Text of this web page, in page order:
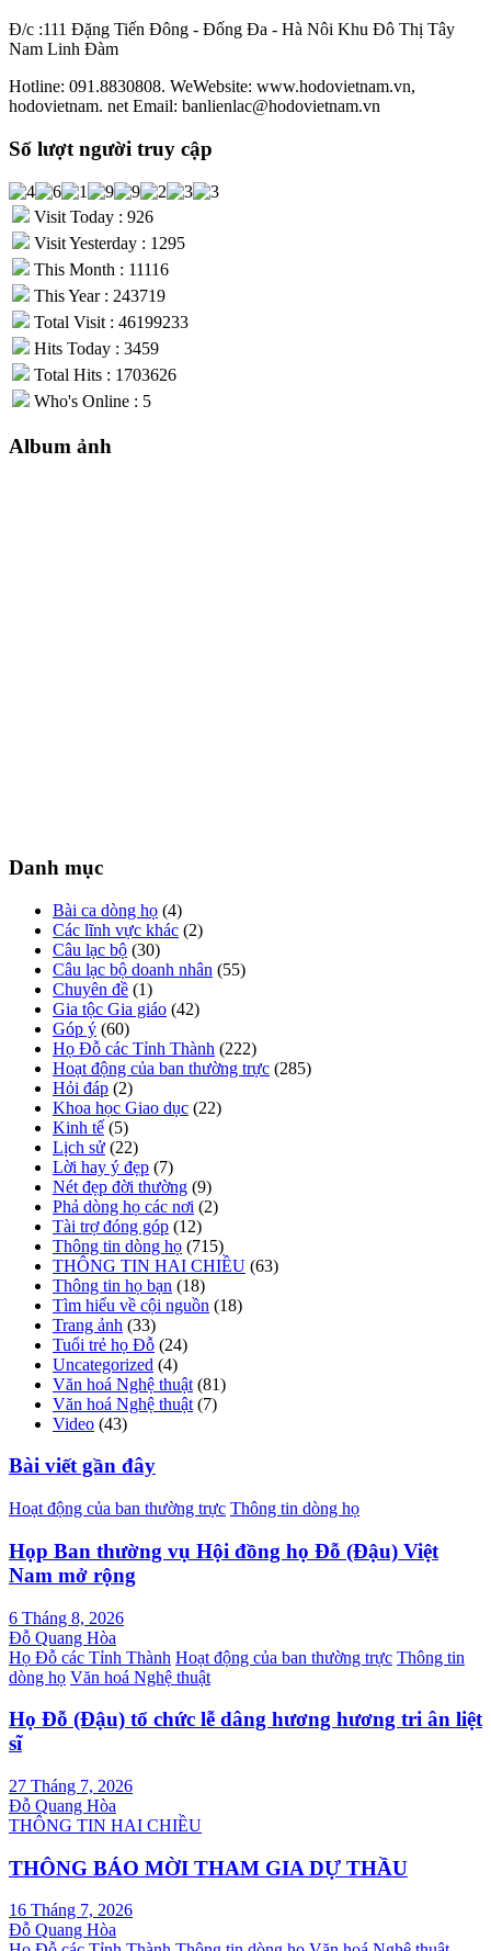
Đ/c :111 Đặng Tiến Đông - Đống Đa - Hà Nôi Khu Đô Thị Tây
Nam Linh Đàm
Hotline: 091.8830808. WeWebsite: www.hodovietnam.vn,
hodovietnam. net Email: banlienlac@hodovietnam.vn
Số lượt người truy cập
Visit Today : 926
Visit Yesterday : 1295
This Month : 11116
This Year : 243719
Total Visit : 46199233
Hits Today : 3459
Total Hits : 1703626
Who's Online : 5
Album ảnh
Danh mục
Bài ca dòng họ (4)
Các lĩnh vực khác (2)
Câu lạc bộ (30)
Câu lạc bộ doanh nhân (55)
Chuyên đề (1)
Gia tộc Gia giáo (42)
Góp ý (60)
Họ Đỗ các Tỉnh Thành (222)
Hoạt động của ban thường trực (285)
Hỏi đáp (2)
Khoa học Giao dục (22)
Kinh tế (5)
Lịch sử (22)
Lời hay ý đẹp (7)
Nét đẹp đời thường (9)
Phả dòng họ các nơi (2)
Tài trợ đóng góp (12)
Thông tin dòng họ (715)
THÔNG TIN HAI CHIỀU (63)
Thông tin họ bạn (18)
Tìm hiểu về cội nguồn (18)
Trang ảnh (33)
Tuổi trẻ họ Đỗ (24)
Uncategorized (4)
Văn hoá Nghệ thuật (81)
Văn hoá Nghệ thuật (7)
Video (43)
Bài viết gần đây
Hoạt động của ban thường trực Thông tin dòng họ
Họp Ban thường vụ Hội đồng họ Đỗ (Đậu) Việt
Nam mở rộng
6 Tháng 8, 2026
Đỗ Quang Hòa
Họ Đỗ các Tỉnh Thành Hoạt động của ban thường trực Thông tin
dòng họ Văn hoá Nghệ thuật
Họ Đỗ (Đậu) tổ chức lễ dâng hương hương tri ân liệt
sĩ
27 Tháng 7, 2026
Đỗ Quang Hòa
THÔNG TIN HAI CHIỀU
THÔNG BÁO MỜI THAM GIA DỰ THẦU
16 Tháng 7, 2026
Đỗ Quang Hòa